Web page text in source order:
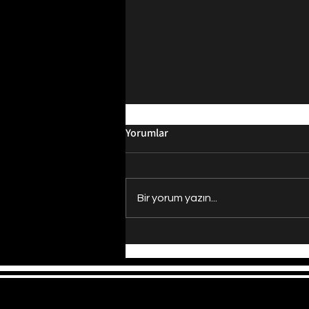
Evrenin Merkezi Nerede?
Yorumlar
Bir yorum yazın...